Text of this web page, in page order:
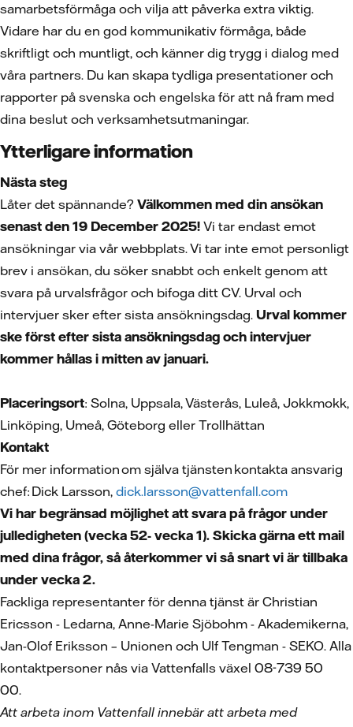
samarbetsförmåga och vilja att påverka extra viktig.
Vidare har du en god kommunikativ förmåga, både
skriftligt och muntligt, och känner dig trygg i dialog med
våra partners. Du kan skapa tydliga presentationer och
rapporter på svenska och engelska för att nå fram med
dina beslut och verksamhetsutmaningar.
Ytterligare information
Nästa steg
Låter det spännande? Välkommen med din ansökan
senast den 19 December 2025! Vi tar endast emot
ansökningar via vår webbplats. Vi tar inte emot personligt
brev i ansökan, du söker snabbt och enkelt genom att
svara på urvalsfrågor och bifoga ditt CV. Urval och
intervjuer sker efter sista ansökningsdag. Urval kommer
ske först efter sista ansökningsdag och intervjuer
kommer hållas i mitten av januari.
Placeringsort: Solna, Uppsala, Västerås, Luleå, Jokkmokk,
Linköping, Umeå, Göteborg eller Trollhättan
Kontakt
För mer information om själva tjänsten kontakta ansvarig
chef: Dick Larsson, dick.larsson@vattenfall.com
Vi har begränsad möjlighet att svara på frågor under
julledigheten (vecka 52- vecka 1). Skicka gärna ett mail
med dina frågor, så återkommer vi så snart vi är tillbaka
under vecka 2.
Fackliga representanter för denna tjänst är Christian
Ericsson - Ledarna, Anne-Marie Sjöbohm - Akademikerna,
Jan-Olof Eriksson – Unionen och Ulf Tengman - SEKO. Alla
kontaktpersoner nås via Vattenfalls växel 08-739 50
00.
Att arbeta inom Vattenfall innebär att arbeta med